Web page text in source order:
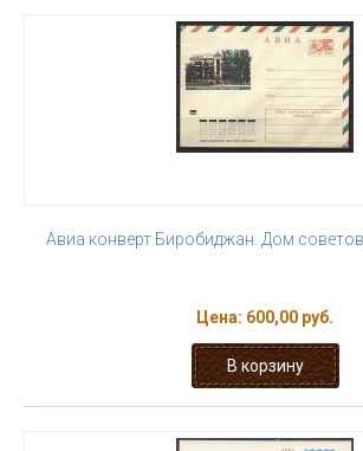
Авиа конверт Биробиджан. Дом
Цена: 600,00 руб.